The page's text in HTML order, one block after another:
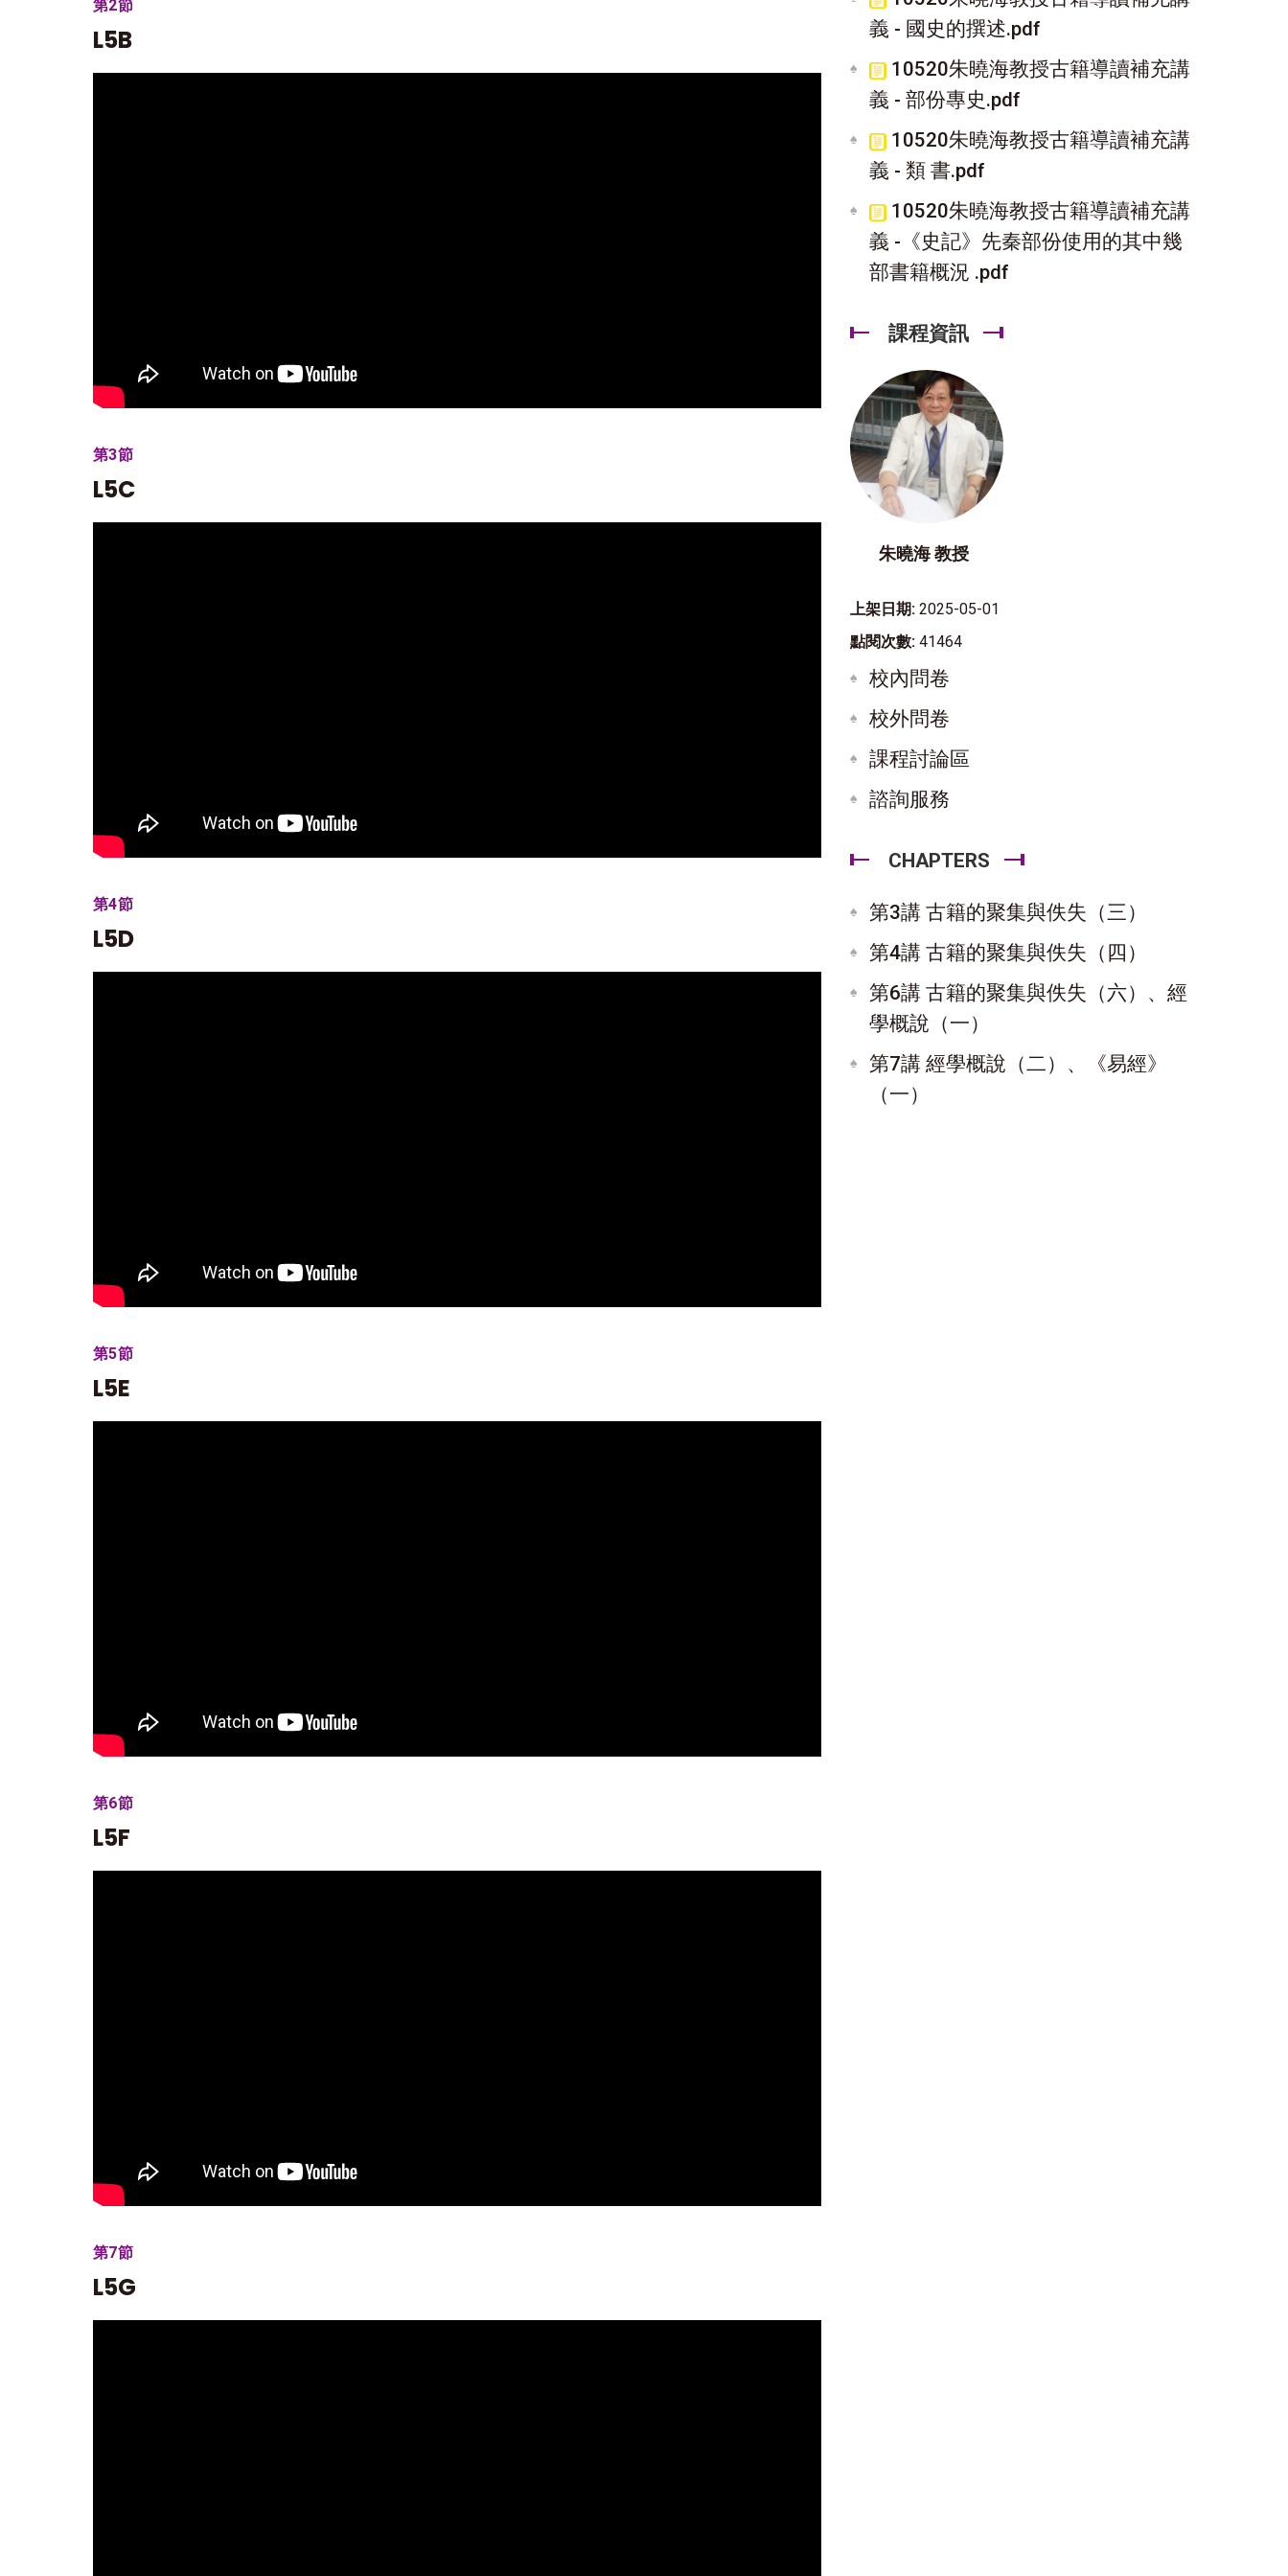
第2節
L5B
第3節
L5C
第4節
L5D
第5節
L5E
第6節
L5F
第7節
L5G
義 - 國史的撰述.pdf
10520朱曉海教授古籍導讀補充講
義 - 部份專史.pdf
10520朱曉海教授古籍導讀補充講
義 - 類 書.pdf
10520朱曉海教授古籍導讀補充講
義 -《史記》先秦部份使用的其中幾
部書籍概況 .pdf
課程資訊
朱曉海 教授
上架日期: 2025-05-01
點閱次數: 41464
校內問卷
校外問卷
課程討論區
諮詢服務
CHAPTERS
第3講 古籍的聚集與佚失（三）
第4講 古籍的聚集與佚失（四）
第6講 古籍的聚集與佚失（六）、經
學概說（一）
第7講 經學概說（二）、《易經》
（一）